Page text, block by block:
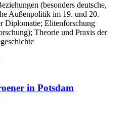
(besonders deutsche,
Außenpolitik im 19. und 20.
Diplomatie; Elitenforschung
Theorie und Praxis der
in Potsdam